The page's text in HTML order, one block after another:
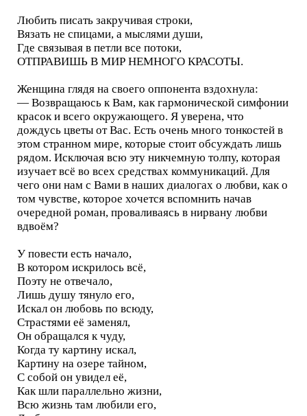
Любить писать закручивая строки,
Вязать не спицами, а мыслями души,
Где связывая в петли все потоки,
ОТПРАВИШЬ В МИР НЕМНОГО КРАСОТЫ.
Женщина глядя на своего оппонента вздохнула:
— Возвращаюсь к Вам, как гармонической симфонии
красок и всего окружающего. Я уверена, что
дождусь цветы от Вас. Есть очень много тонкостей в
этом странном мире, которые стоит обсуждать лишь
рядом. Исключая всю эту никчемную толпу, которая
изучает всё во всех средствах коммуникаций. Для
чего они нам с Вами в наших диалогах о любви, как о
том чувстве, которое хочется вспомнить начав
очередной роман, проваливаясь в нирвану любви
вдвоём?
У повести есть начало,
В котором искрилось всё,
Поэту не отвечало,
Лишь душу тянуло его,
Искал он любовь по всюду,
Страстями её заменял,
Он обращался к чуду,
Когда ту картину искал,
Картину на озере тайном,
С собой он увидел её,
Как шли параллельно жизни,
Всю жизнь там любили его,